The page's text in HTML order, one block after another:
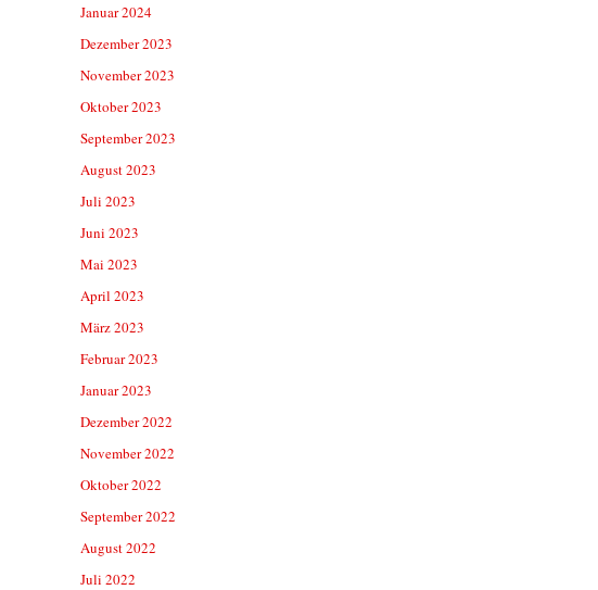
Januar 2024
Dezember 2023
November 2023
Oktober 2023
September 2023
August 2023
Juli 2023
Juni 2023
Mai 2023
April 2023
März 2023
Februar 2023
Januar 2023
Dezember 2022
November 2022
Oktober 2022
September 2022
August 2022
Juli 2022